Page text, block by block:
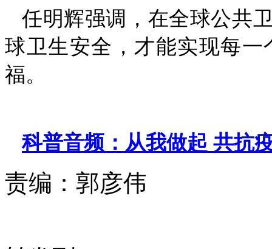
任明辉强调，在全球公共
球卫生安全，才能实现每
福。
科普音频：从我做起 共抗
责编： 郭彦伟